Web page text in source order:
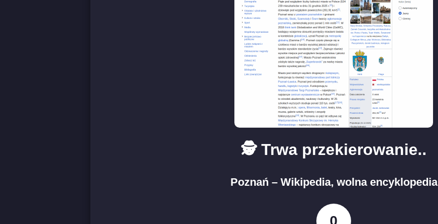
🕵️ Trwa przekierowanie..
Poznań – Wikipedia, wolna encyklopedia
0